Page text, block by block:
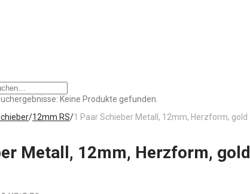
Keine Produkte gefunden.
/12mm RS/1 Paar Schieber Metall, 12mm, Herzform, gold
Metall, 12mm, Herzform, gold